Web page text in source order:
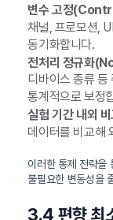
변수 고정
채널, 프로모션,
동기화합니다.
전처리 정규화
디바이스 종류
통계적으로 보정
실험 기간 내외
데이터를 비교해
이러한 통제 전략을
불필요한 변동성을
3.4 편향 최